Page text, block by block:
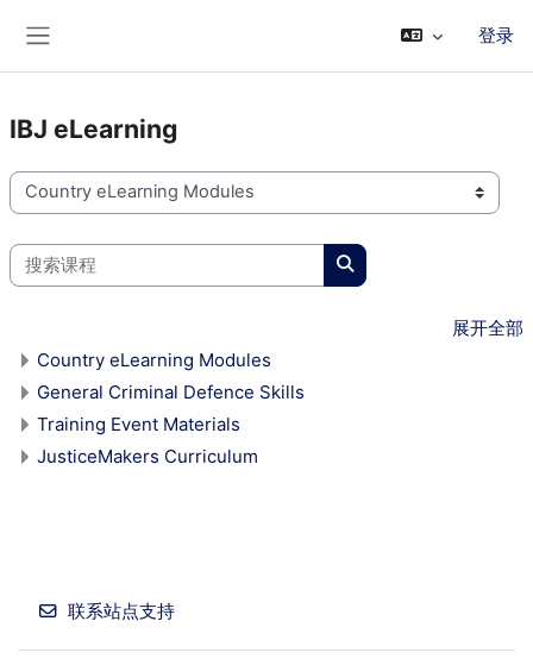
登录
IBJ eLearning
课程类别
搜索课程
搜索课程
展开全部
Country eLearning Modules
General Criminal Defence Skills
Training Event Materials
JusticeMakers Curriculum
联系站点支持